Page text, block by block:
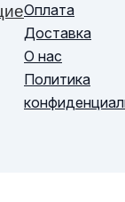
Оплата
Доставка
О нас
Политика